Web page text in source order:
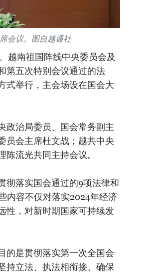
会议。图自越通社
越南祖国阵线中央委员会及
第五次特别会议通过的法
式举行，主会场设在国会大
政治局委员、国会常务副主
员会主席杜文战；越共中央
流光共同主持会议。
彻落实国会通过的9项法律和
内容不仅对落实2024年经济
性，对新时期国家可持续发
的是贯彻落实第一次全国会
持立法、执法相衔接、确保